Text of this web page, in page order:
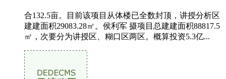
合132.5亩。目前该项目从体楼已全数封顶，讲授分析区
建建面积29083.28㎡。侯利军 摄项目总建建面积88817.5
㎡，次要分为讲授区、糊口区两区。概算投资5.3亿...